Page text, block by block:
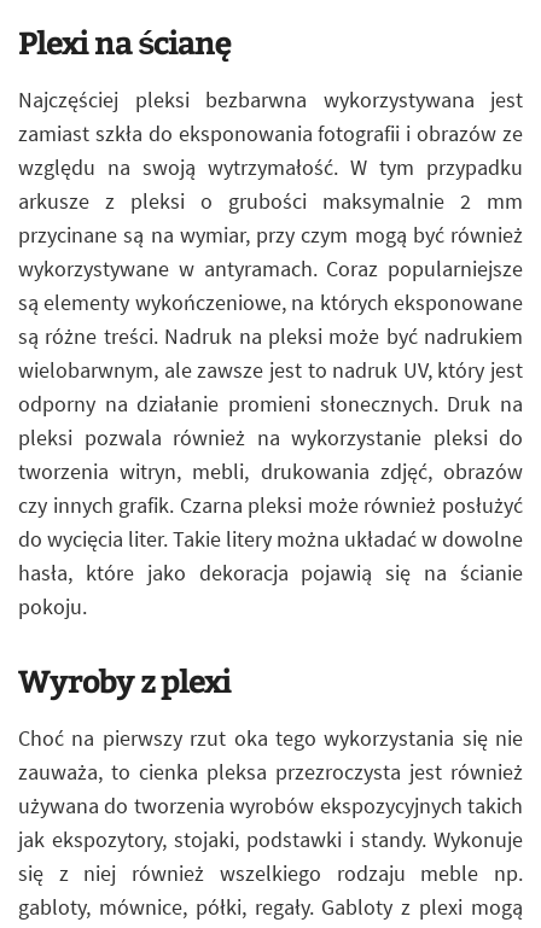
Plexi na ścianę
Najczęściej pleksi bezbarwna wykorzystywana jest
zamiast szkła do eksponowania fotografii i obrazów ze
względu na swoją wytrzymałość. W tym przypadku
arkusze z pleksi o grubości maksymalnie 2 mm
przycinane są na wymiar, przy czym mogą być również
wykorzystywane w antyramach. Coraz popularniejsze
są elementy wykończeniowe, na których eksponowane
są różne treści. Nadruk na pleksi może być nadrukiem
wielobarwnym, ale zawsze jest to nadruk UV, który jest
odporny na działanie promieni słonecznych. Druk na
pleksi pozwala również na wykorzystanie pleksi do
tworzenia witryn, mebli, drukowania zdjęć, obrazów
czy innych grafik. Czarna pleksi może również posłużyć
do wycięcia liter. Takie litery można układać w dowolne
hasła, które jako dekoracja pojawią się na ścianie
pokoju.
Wyroby z plexi
Choć na pierwszy rzut oka tego wykorzystania się nie
zauważa, to cienka pleksa przezroczysta jest również
używana do tworzenia wyrobów ekspozycyjnych takich
jak ekspozytory, stojaki, podstawki i standy. Wykonuje
się z niej również wszelkiego rodzaju meble np.
gabloty, mównice, półki, regały. Gabloty z plexi mogą